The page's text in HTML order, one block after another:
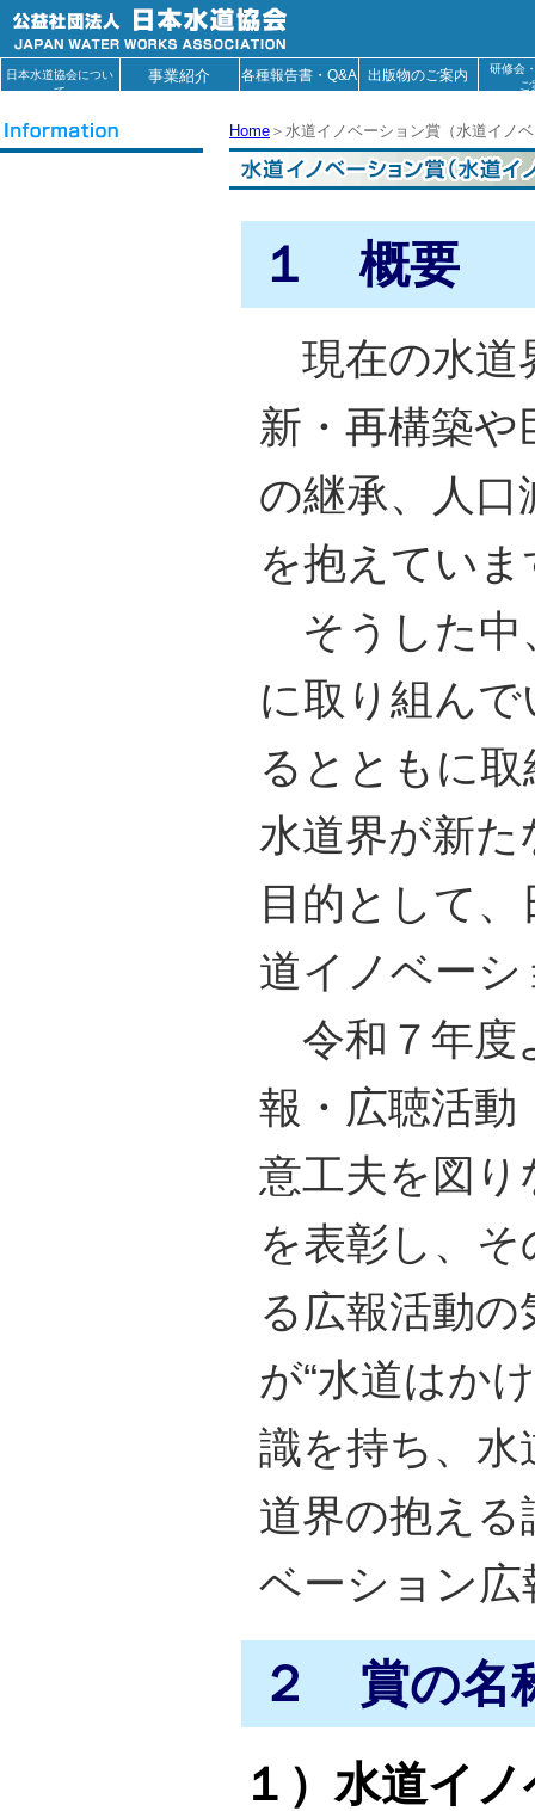
日本水道協会につい
て
事業紹介 各種報告書・Q&A 出版物のご案内
研修会
ご
Home ＞ 水道イノベーション賞（水道イノ
１ 概要
現在の水道
新・再構築
の継承、人
を抱えていま
そうした中
に取り組ん
るとともに
水道界が新
目的として
道イノベー
令和７年度
報・広聴活動
意工夫を図り
を表彰し、
る広報活動
が“水道はか
識を持ち、
道界の抱え
ベーション
２ 賞の名
１）水道イ